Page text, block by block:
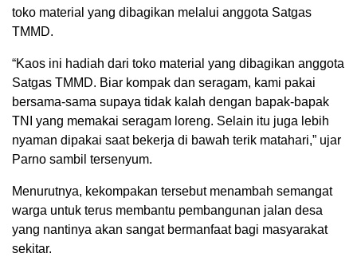
toko material yang dibagikan melalui anggota Satgas
TMMD.
“Kaos ini hadiah dari toko material yang dibagikan anggota
Satgas TMMD. Biar kompak dan seragam, kami pakai
bersama-sama supaya tidak kalah dengan bapak-bapak
TNI yang memakai seragam loreng. Selain itu juga lebih
nyaman dipakai saat bekerja di bawah terik matahari,” ujar
Parno sambil tersenyum.
Menurutnya, kekompakan tersebut menambah semangat
warga untuk terus membantu pembangunan jalan desa
yang nantinya akan sangat bermanfaat bagi masyarakat
sekitar.